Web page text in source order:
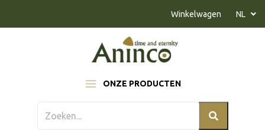
ONZE PRODUCTEN
Winkelwagen NL